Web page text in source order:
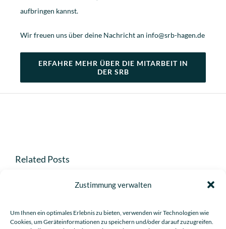
Zustimmung verwalten
Um Ihnen ein optimales Erlebnis zu bieten, verwenden wir Technologien wie
Cookies, um Geräteinformationen zu speichern und/oder darauf zuzugreifen.
aufbringen kannst.
Wir freuen uns über deine Nachricht an info@srb-hagen.de
ERFAHRE MEHR ÜBER DIE MITARBEIT IN
DER SRB
Related Posts
Gründung der SRB-
UPDATE: Eintragung